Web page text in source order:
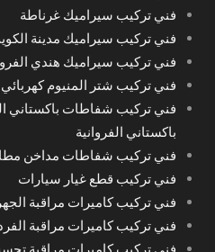
فني تركيب سيراميك غرناطة
فني تركيب سيراميك مدينة
فني تركيب سيراميك هندي
فني تركيب شتر المنيوم
فني تركيب شفاطات باكستاني
باكستاني الفروانية
فني تركيب شفاطات مداخن
فني تركيب قطع غيار سيارات
فني تركيب كاميرات مراقبة
فني تركيب كاميرات مراقبة
فني تركيب كاميرات مراقبة